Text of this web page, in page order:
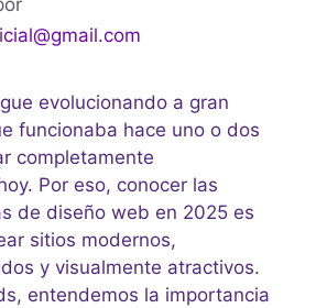
evolucionando a gran
funcionaba hace uno o dos
completamente
Por eso, conocer las
de diseño web en 2025 es
sitios modernos,
y visualmente atractivos.
entendemos la importancia